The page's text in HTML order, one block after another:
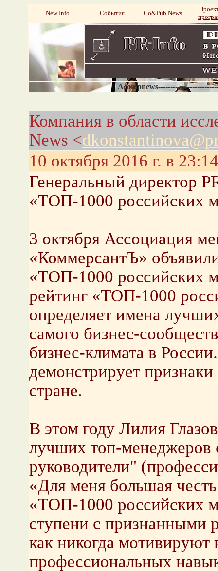
New Info События Со&Pub News
Компания в области
News <
10 октября 2016 г. в 23:14
Генеральный директор
«ТОП-1000 российских
3 октября Ассоциация
«КоммерсантЪ»
«ТОП-1000 российских
рейтинг «ТОП-1000
определяет имена
самого бизнес-
бизнес-климата в
демонстрирует
стране.
В этом году Лилия
лучших топ-менеджеров
руководители"
«Для меня большая
«ТОП-1000 российских
ступени с признанными
как никогда мотивируют
профессиональных